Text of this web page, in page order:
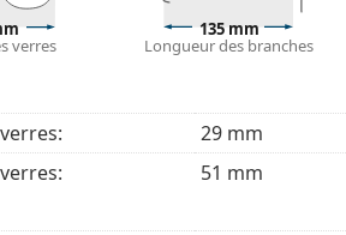
complète delunettes de vue
vous avez besoin d'aide pour choisir.
médical. Lisez le mode
verres
135 mm
Longueur des branches
29 mm
51 mm